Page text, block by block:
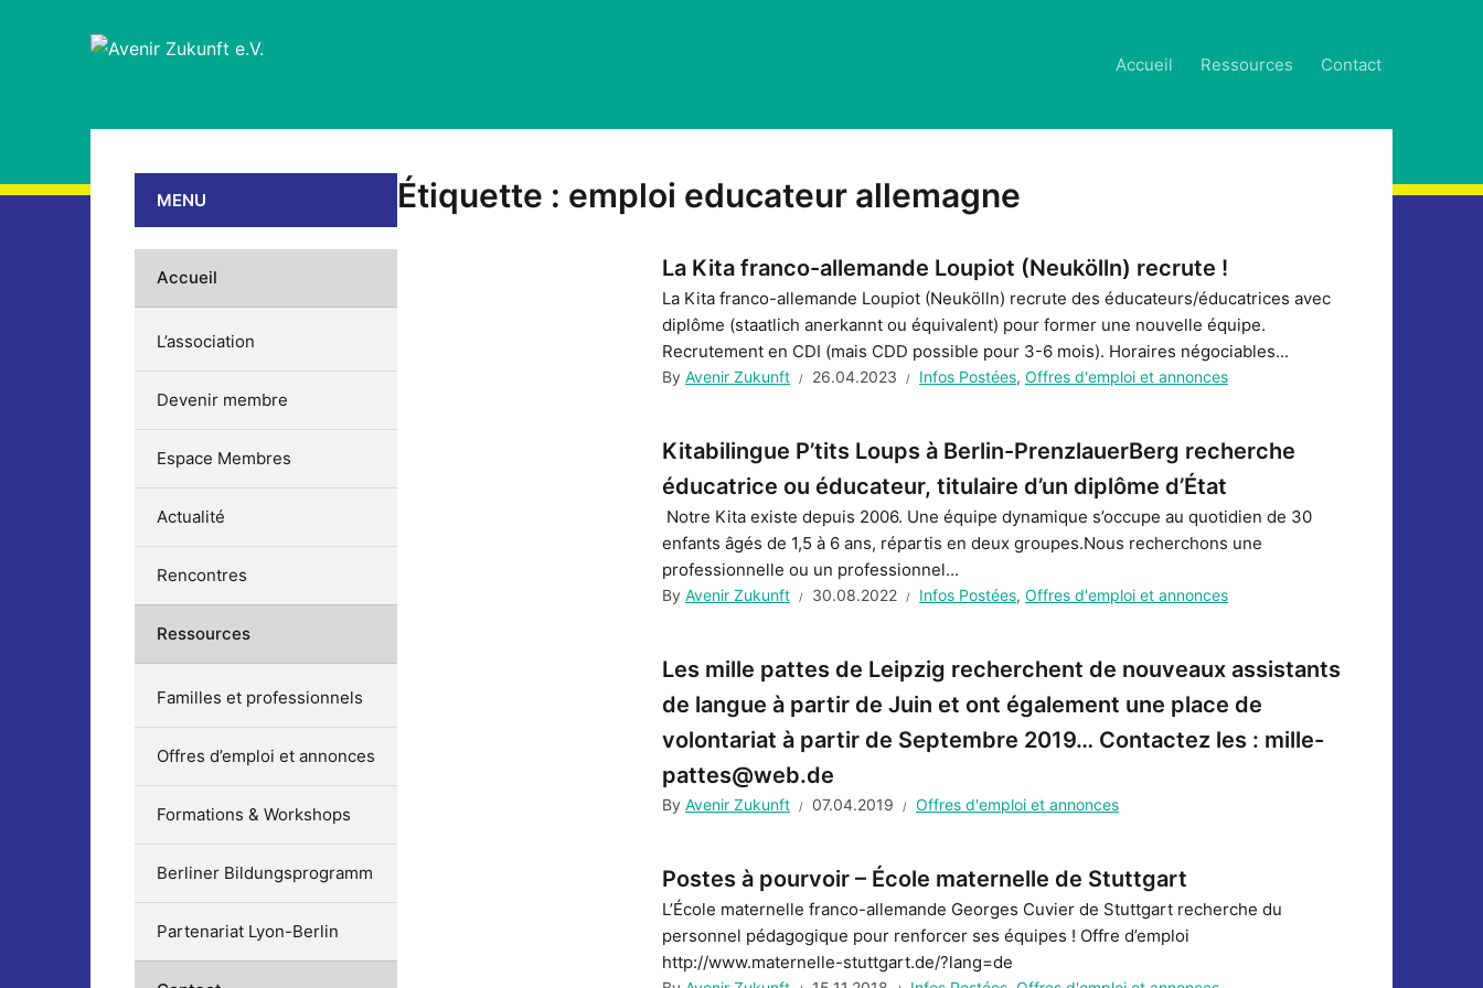
Accueil Ressources Contact
Étiquette : emploi educateur allemagne
La Kita franco-allemande Loupiot (Neukölln) recrute !
La Kita franco-allemande Loupiot (Neukölln) recrute des éducateurs/éducatrices avec
diplôme (staatlich anerkannt ou équivalent) pour former une nouvelle équipe.
Recrutement en CDI (mais CDD possible pour 3-6 mois). Horaires négociables...
By Avenir Zukunft 26.04.2023 Infos Postées, Offres d'emploi et annonces
Kitabilingue P’tits Loups à Berlin-PrenzlauerBerg recherche
éducatrice ou éducateur, titulaire d’un diplôme d’État
Notre Kita existe depuis 2006. Une équipe dynamique s’occupe au quotidien de 30
enfants âgés de 1,5 à 6 ans, répartis en deux groupes.Nous recherchons une
professionnelle ou un professionnel...
By Avenir Zukunft 30.08.2022 Infos Postées, Offres d'emploi et annonces
Les mille pattes de Leipzig recherchent de nouveaux assistants
de langue à partir de Juin et ont également une place de
volontariat à partir de Septembre 2019… Contactez les : mille-
pattes@web.de
By Avenir Zukunft 07.04.2019 Offres d'emploi et annonces
Postes à pourvoir – École maternelle de Stuttgart
L’École maternelle franco-allemande Georges Cuvier de Stuttgart recherche du
personnel pédagogique pour renforcer ses équipes ! Offre d’emploi
http://www.maternelle-stuttgart.de/?lang=de
MENU
Accueil
L’association
Devenir membre
Espace Membres
Actualité
Rencontres
Ressources
Familles et professionnels
Offres d’emploi et annonces
Formations & Workshops
Berliner Bildungsprogramm
Partenariat Lyon-Berlin